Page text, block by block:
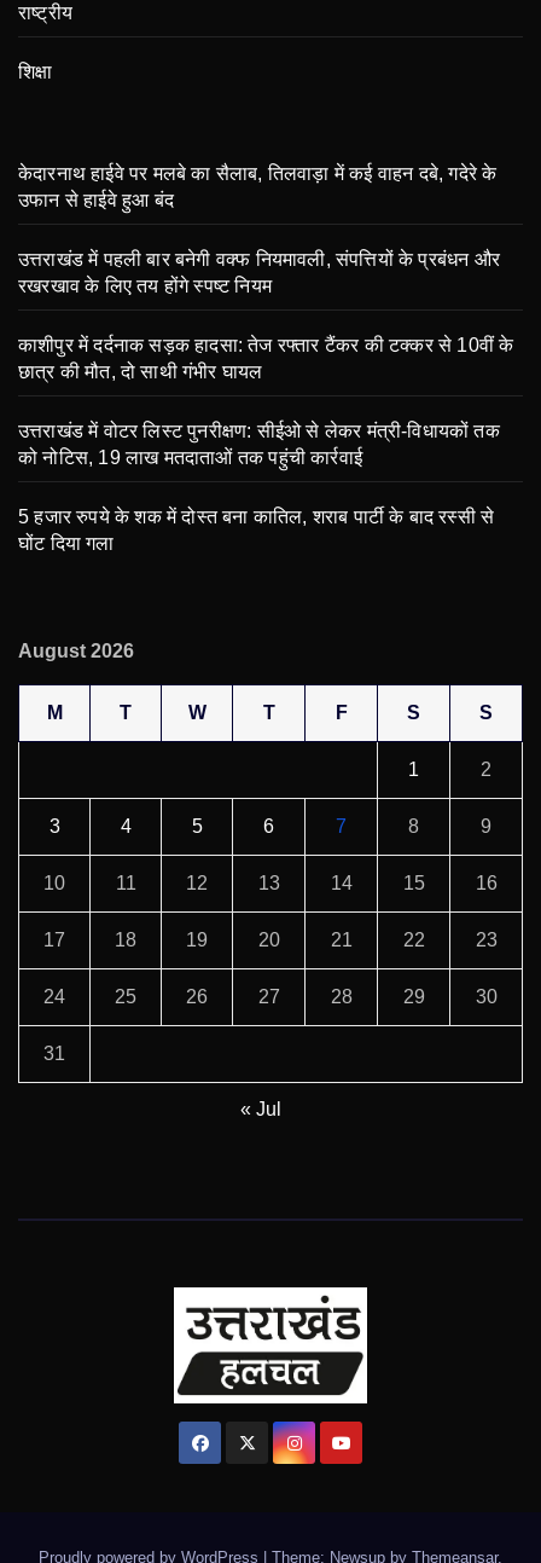
राष्ट्रीय
शिक्षा
केदारनाथ हाईवे पर मलबे का सैलाब, तिलवाड़ा में कई वाहन दबे, गदेरे के
उफान से हाईवे हुआ बंद
उत्तराखंड में पहली बार बनेगी वक्फ नियमावली, संपत्तियों के प्रबंधन और
रखरखाव के लिए तय होंगे स्पष्ट नियम
काशीपुर में दर्दनाक सड़क हादसा: तेज रफ्तार टैंकर की टक्कर से 10वीं के
छात्र की मौत, दो साथी गंभीर घायल
उत्तराखंड में वोटर लिस्ट पुनरीक्षण: सीईओ से लेकर मंत्री-विधायकों तक
को नोटिस, 19 लाख मतदाताओं तक पहुंची कार्रवाई
5 हजार रुपये के शक में दोस्त बना कातिल, शराब पार्टी के बाद रस्सी से
घोंट दिया गला
August 2026
M T W T F S S
1 2
3 4 5 6 7 8 9
10 11 12 13 14 15 16
17 18 19 20 21 22 23
24 25 26 27 28 29 30
31
« Jul
Proudly powered by WordPress Theme: Newsup by Themeansar.